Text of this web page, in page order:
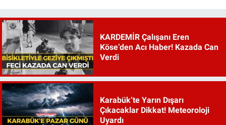
KARDEMİR Çalışanı Eren
Köse’den Acı Haber! Kazada Can
Verdi
Karabük’te Yarın Dışarı
Çıkacaklar Dikkat! Meteoroloji
Uyardı